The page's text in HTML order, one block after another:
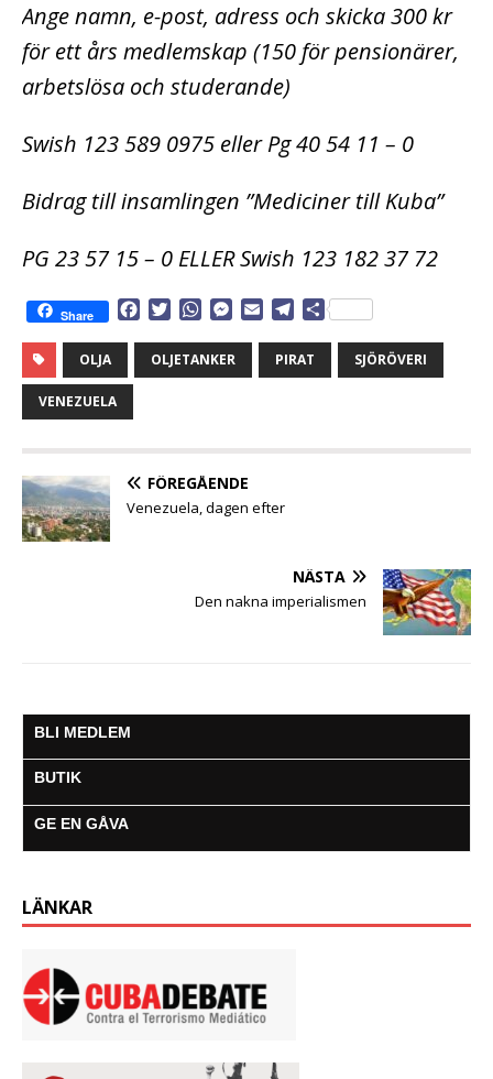
Ange namn, e-post, adress och skicka 300 kr
för ett års medlemskap (150 för pensionärer,
arbetslösa och studerande)
Swish 123 589 0975 eller Pg 40 54 11 – 0
Bidrag till insamlingen ”Mediciner till Kuba”
PG 23 57 15 – 0 ELLER Swish 123 182 37 72
Share
e
i
t
W
a
t
M
s
s
r
i
l
e
D
a
OLJA OLJETANKER PIRAT SJÖRÖVERI
VENEZUELA
FÖREGÅENDE
Venezuela, dagen efter
NÄSTA
Den nakna imperialismen
BLI MEDLEM
BUTIK
GE EN GÅVA
LÄNKAR